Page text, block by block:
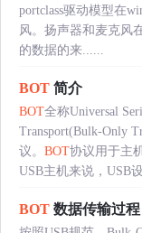
portclass驱动模型在
风。扬声器和麦克风
的数据的来......
BOT 简介
BOT全称Universal
Transport(Bulk-Only
议。 BOT协议用于主
USB主机来说，USB
BOT 数据传输过程